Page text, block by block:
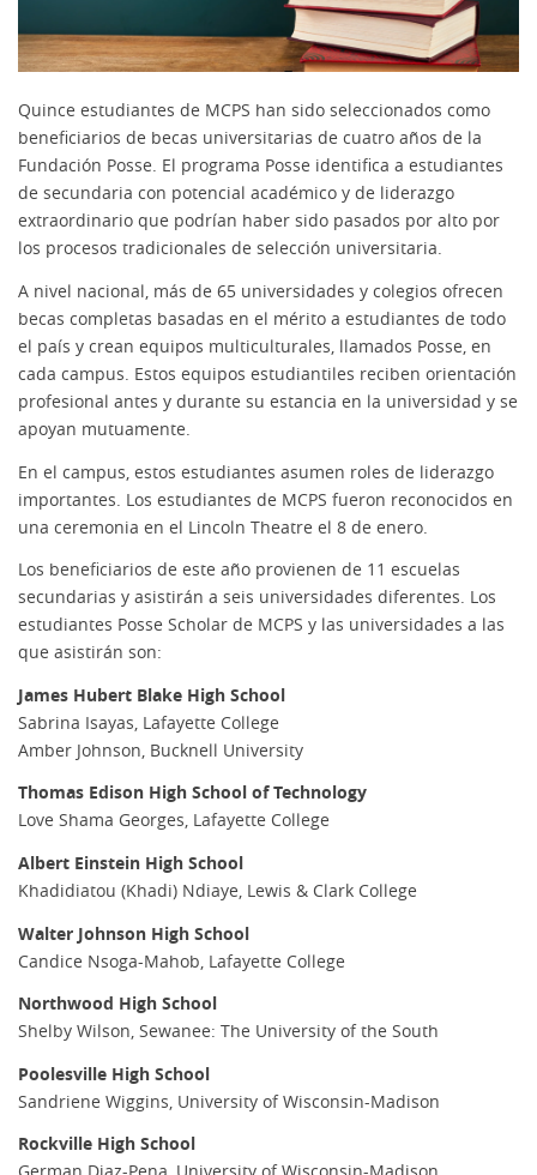
Quince estudiantes de MCPS han sido seleccionados como
beneficiarios de becas universitarias de cuatro años de la
Fundación Posse. El programa Posse identifica a estudiantes
de secundaria con potencial académico y de liderazgo
extraordinario que podrían haber sido pasados por alto por
los procesos tradicionales de selección universitaria.
A nivel nacional, más de 65 universidades y colegios ofrecen
becas completas basadas en el mérito a estudiantes de todo
el país y crean equipos multiculturales, llamados Posse, en
cada campus. Estos equipos estudiantiles reciben orientación
profesional antes y durante su estancia en la universidad y se
apoyan mutuamente.
En el campus, estos estudiantes asumen roles de liderazgo
importantes. Los estudiantes de MCPS fueron reconocidos en
una ceremonia en el Lincoln Theatre el 8 de enero.
Los beneficiarios de este año provienen de 11 escuelas
secundarias y asistirán a seis universidades diferentes. Los
estudiantes Posse Scholar de MCPS y las universidades a las
que asistirán son:
James Hubert Blake High School
Sabrina Isayas, Lafayette College
Amber Johnson, Bucknell University
Thomas Edison High School of Technology
Love Shama Georges, Lafayette College
Albert Einstein High School
Khadidiatou (Khadi) Ndiaye, Lewis & Clark College
Walter Johnson High School
Candice Nsoga-Mahob, Lafayette College
Northwood High School
Shelby Wilson, Sewanee: The University of the South
Poolesville High School
Sandriene Wiggins, University of Wisconsin-Madison
Rockville High School